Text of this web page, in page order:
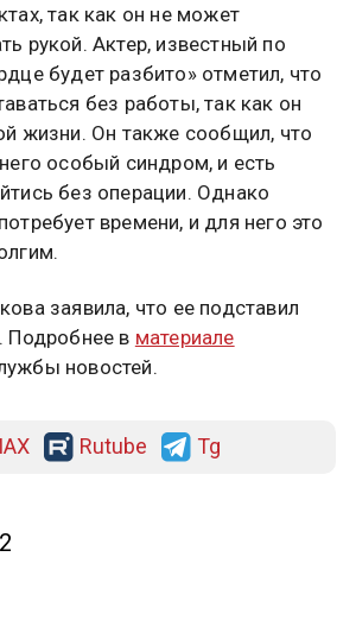
так как он не может
рукой. Актер, известный по
будет разбито» отметил, что
без работы, так как он
жизни. Он также сообщил, что
особый синдром, и есть
без операции. Однако
времени, и для него это
заявила, что ее подставил
Подробнее в материале
новостей.
Rutube Tg